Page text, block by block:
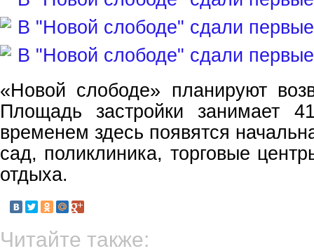
«Новой слободе» планируют
Площадь застройки занимает
временем здесь появятся
сад, поликлиника, торговые
отдыха.
Читайте также: